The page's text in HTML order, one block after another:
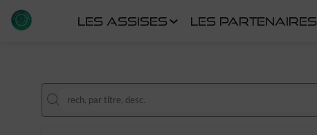
LES ASSISES LES PARTENAIRES